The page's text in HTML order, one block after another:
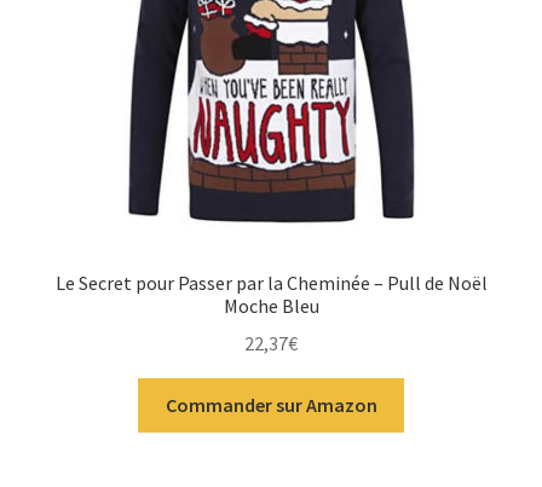
Le Secret pour Passer par la Cheminée – Pull de Noël
Moche Bleu
22,37€
Commander sur Amazon